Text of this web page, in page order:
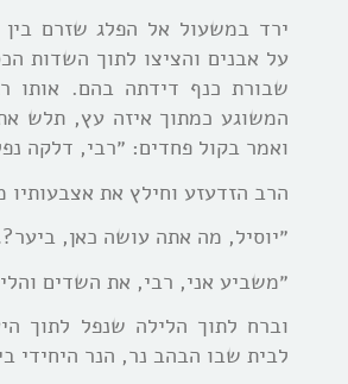
ירד במשעול אל הפלג שזרם
על אבנים והציצו לתוך השדות
שבורת כנף דידתה בהם. אותו
המשוגע כמתוך איזה עץ, תלש
ואמר בקול פחדים: ״רבי, דלקה
הרב הזדעזע וחילץ את אצבעותיו
״יוסיל, מה אתה עושה כאן,
״משביע אני, רבי, את השדים
וברח לתוך הלילה שנפל לתוך
לבית שבו הבהב נר, הנר היחידי